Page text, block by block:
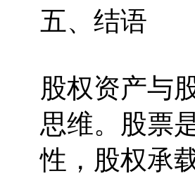
五、结语
股权资产与
思维。股票
性，股权承